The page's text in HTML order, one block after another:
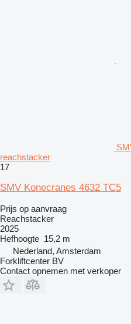
reachstacker
17
SMV Konecranes 4632 TC5
Prijs op aanvraag
Reachstacker
2025
Hefhoogte 15,2 m
Nederland, Amsterdam
Forkliftcenter BV
Contact opnemen met verkoper